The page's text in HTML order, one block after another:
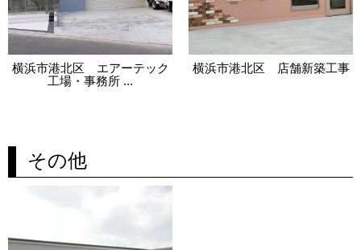
横浜市港北区 エアーテック
工場・事務所 ...
横浜市港北区 店舗新築工事
その他